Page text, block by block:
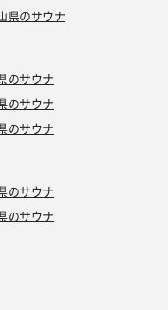
県のサウナ
のサウナ
のサウナ
のサウナ
のサウナ
のサウナ